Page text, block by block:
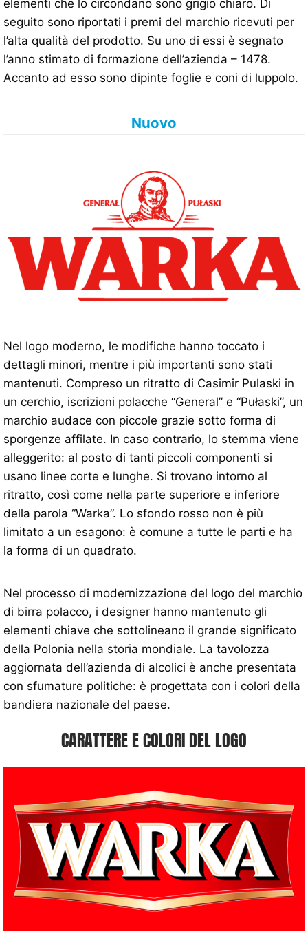
elementi che lo circondano sono grigio chiaro. Di
seguito sono riportati i premi del marchio ricevuti per
l’alta qualità del prodotto. Su uno di essi è segnato
l’anno stimato di formazione dell’azienda – 1478.
Accanto ad esso sono dipinte foglie e coni di luppolo.
Nuovo
Nel logo moderno, le modifiche hanno toccato i
dettagli minori, mentre i più importanti sono stati
mantenuti. Compreso un ritratto di Casimir Pulaski in
un cerchio, iscrizioni polacche “General” e “Pułaski”, un
marchio audace con piccole grazie sotto forma di
sporgenze affilate. In caso contrario, lo stemma viene
alleggerito: al posto di tanti piccoli componenti si
usano linee corte e lunghe. Si trovano intorno al
ritratto, così come nella parte superiore e inferiore
della parola “Warka”. Lo sfondo rosso non è più
limitato a un esagono: è comune a tutte le parti e ha
la forma di un quadrato.
Nel processo di modernizzazione del logo del marchio
di birra polacco, i designer hanno mantenuto gli
elementi chiave che sottolineano il grande significato
della Polonia nella storia mondiale. La tavolozza
aggiornata dell’azienda di alcolici è anche presentata
con sfumature politiche: è progettata con i colori della
bandiera nazionale del paese.
CARATTERE E COLORI DEL LOGO